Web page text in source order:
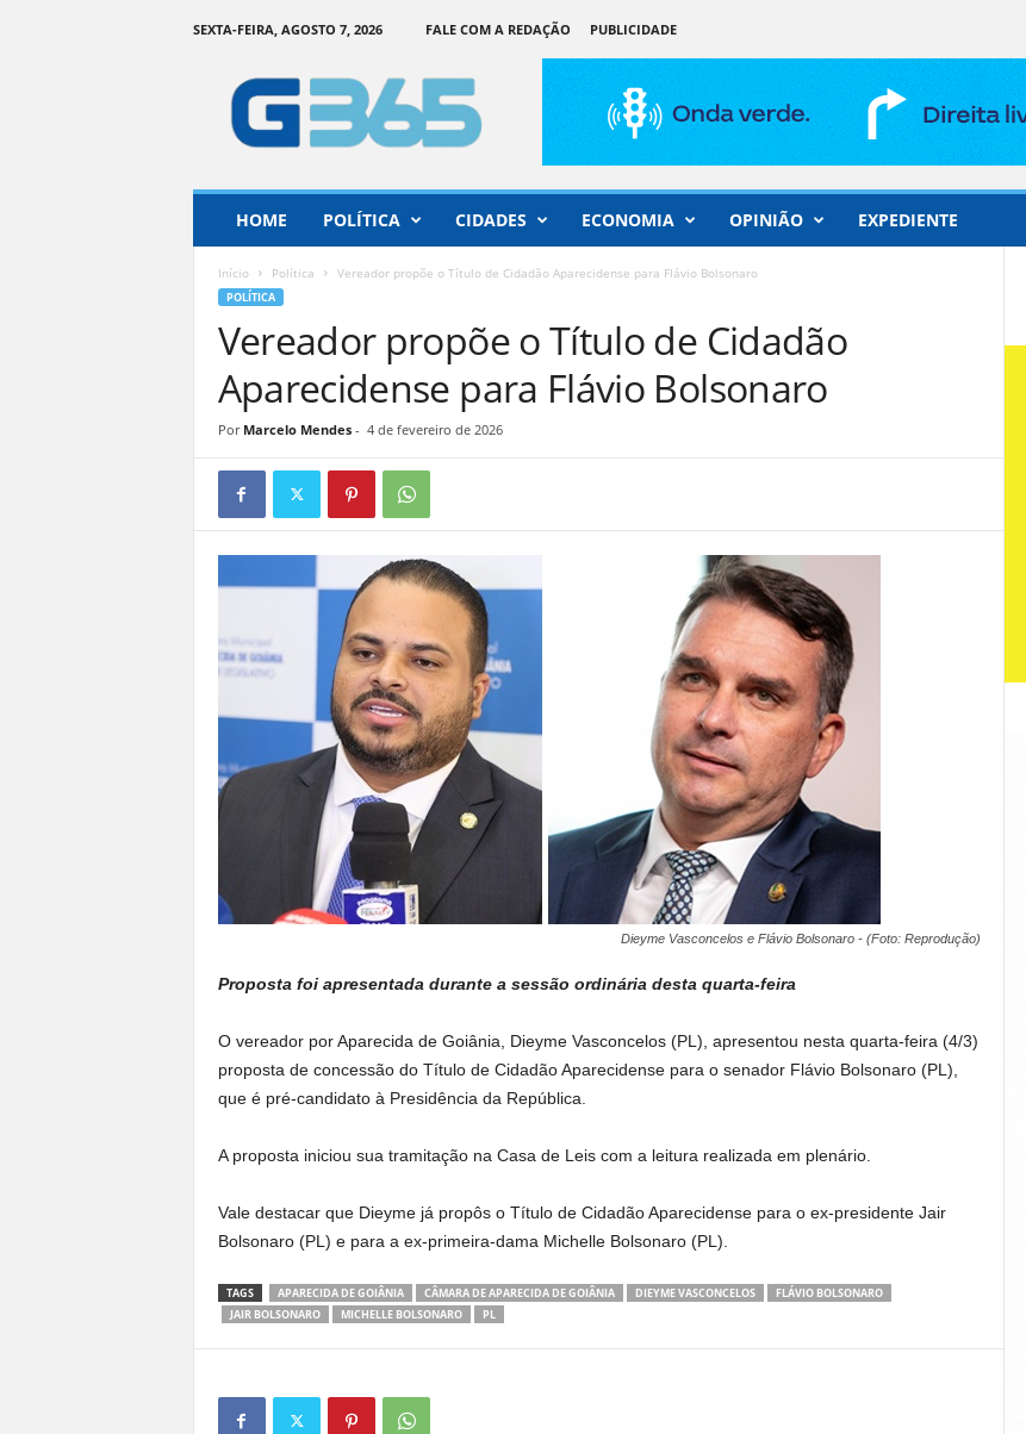
SEXTA-FEIRA, AGOSTO 7, 2026 FALE COM A REDAÇÃO
PUBLICIDADE
ç
o
HOME POLÍTICA CIDADES ECONOMIA OPINIÃO EXPEDIENTE
Início Política Vereador propõe o Título de Cidadão Aparecidense para Flávio Bolsonaro
POLÍTICA
Vereador propõe o Título de Cidadão
Aparecidense para Flávio Bolsonaro
Por Marcelo Mendes- 4 de fevereiro de 2026
Dieyme Vasconcelos e Flávio Bolsonaro - (Foto: Reprodução)
Proposta foi apresentada durante a sessão ordinária desta quarta-feira
O vereador por Aparecida de Goiânia, Dieyme Vasconcelos (PL), apresentou nesta quarta-feira (4/3)
proposta de concessão do Título de Cidadão Aparecidense para o senador Flávio Bolsonaro (PL),
que é pré-candidato à Presidência da República.
A proposta iniciou sua tramitação na Casa de Leis com a leitura realizada em plenário.
Vale destacar que Dieyme já propôs o Título de Cidadão Aparecidense para o ex-presidente Jair
Bolsonaro (PL) e para a ex-primeira-dama Michelle Bolsonaro (PL).
TAGS APARECIDA DE GOIÂNIA CÂMARA DE APARECIDA DE GOIÂNIA DIEYME VASCONCELOS
FLÁVIO BOLSONARO
JAIR BOLSONARO
MICHELLE BOLSONARO PL